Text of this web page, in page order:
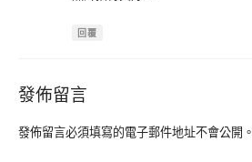
回覆
發佈留言
發佈留言必須填寫的電子郵件地址不會公開。